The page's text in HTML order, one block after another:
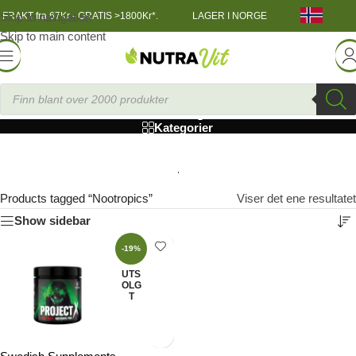
Skip to navigation
Skip to main content
FRAKT fra 67Kr - GRATIS >1800Kr*. LAGER I NORGE
Nootropics
Kategorier
Products tagged “Nootropics”
Viser det ene resultatet
Show sidebar
-19%
UTS
OLG
T